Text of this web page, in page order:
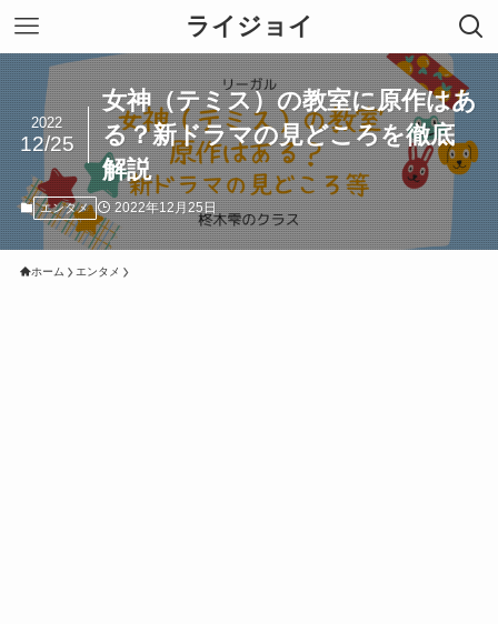
ライジョイ
女神（テミス）の教室に原作はあ
る？新ドラマの見どころを徹底
解説
2022
12/25
エンタメ 2022年12月25日
ホーム エンタメ